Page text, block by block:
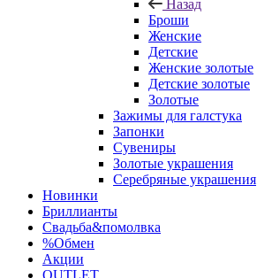
Назад
Броши
Женские
Детские
Женские золотые
Детские золотые
Золотые
Зажимы для галстука
Запонки
Сувениры
Золотые украшения
Серебряные украшения
Новинки
Бриллианты
Свадьба&помолвка
%Обмен
Акции
OUTLET